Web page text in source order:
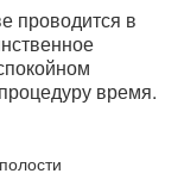
проводится в
время.